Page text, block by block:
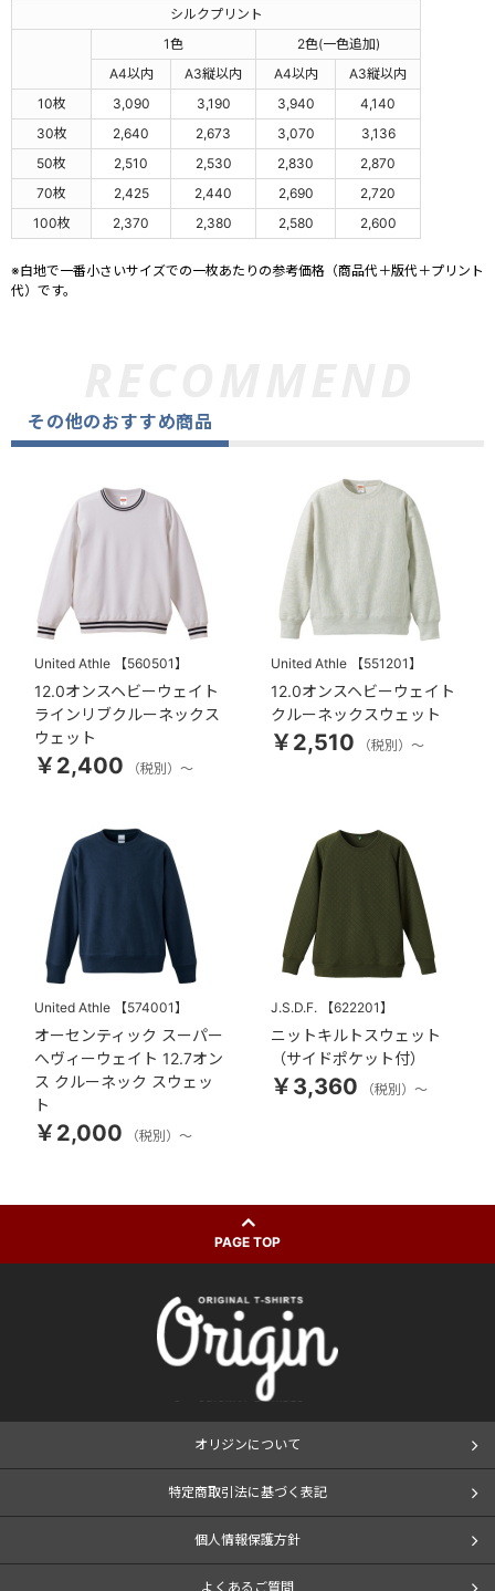
シルクプリント
1色
2色(一色追加)
A4以内
A3縦以内 A4以内
A3縦以内
10枚
3,090 3,190 3,940
4,140
30枚
2,640 2,673 3,070
3,136
50枚
2,510 2,530 2,830
2,870
70枚
2,425 2,440 2,690
2,720
100枚
2,370 2,380 2,580 2,600
※白地で一番小さいサイズでの一枚あたりの参考価格（商品代＋版代＋プリント
代）です。
その他のおすすめ商品
United Athle 【560501】
12.0オンスヘビーウェイト
ラインリブクルーネックス
ウェット
￥2,400 （税別）～
United Athle 【551201】
12.0オンスヘビーウェイト
クルーネックスウェット
￥2,510 （税別）～
United Athle 【574001】
オーセンティック スーパー
へヴィーウェイト 12.7オン
ス クルーネック スウェッ
ト
￥2,000 （税別）～
J.S.D.F. 【622201】
ニットキルトスウェット
（サイドポケット付）
￥3,360 （税別）～
PAGE TOP
オリジンについて
特定商取引法に基づく表記
個人情報保護方針
よくあるご質問